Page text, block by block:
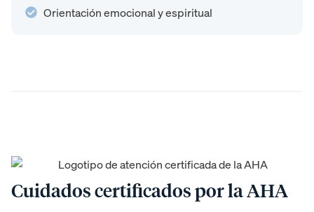
Orientación emocional y espiritual
Cuidados certificados por la AHA